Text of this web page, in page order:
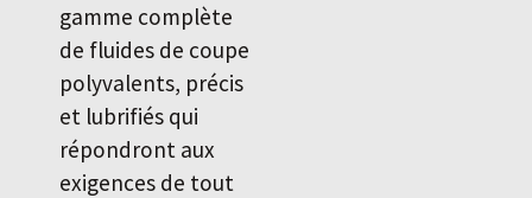
gamme complète
de fluides de coupe
polyvalents, précis
et lubrifiés qui
répondront aux
exigences de tout